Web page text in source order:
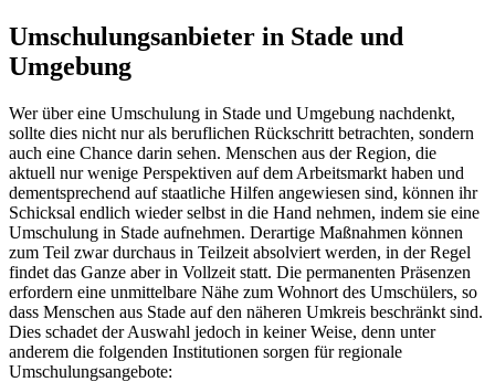
Umschulungsanbieter in Stade und
Umgebung
Wer über eine Umschulung in Stade und Umgebung nachdenkt,
sollte dies nicht nur als beruflichen Rückschritt betrachten, sondern
auch eine Chance darin sehen. Menschen aus der Region, die
aktuell nur wenige Perspektiven auf dem Arbeitsmarkt haben und
dementsprechend auf staatliche Hilfen angewiesen sind, können ihr
Schicksal endlich wieder selbst in die Hand nehmen, indem sie eine
Umschulung in Stade aufnehmen. Derartige Maßnahmen können
zum Teil zwar durchaus in Teilzeit absolviert werden, in der Regel
findet das Ganze aber in Vollzeit statt. Die permanenten Präsenzen
erfordern eine unmittelbare Nähe zum Wohnort des Umschülers, so
dass Menschen aus Stade auf den näheren Umkreis beschränkt sind.
Dies schadet der Auswahl jedoch in keiner Weise, denn unter
anderem die folgenden Institutionen sorgen für regionale
Umschulungsangebote: